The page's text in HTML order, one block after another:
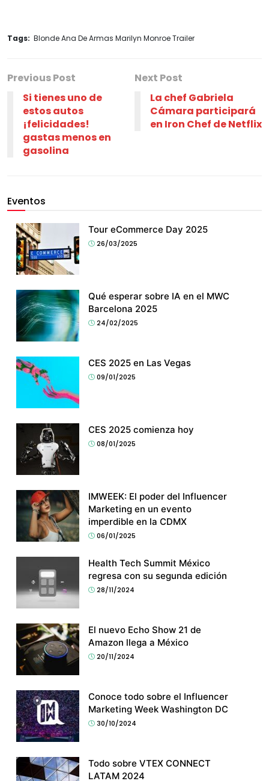
Tags: Blonde Ana De Armas Marilyn Monroe Trailer
Previous Post
Si tienes uno de
estos autos
¡felicidades!
gastas menos en
gasolina
Next Post
La chef Gabriela
Cámara participará
en Iron Chef de Netflix
Eventos
Tour eCommerce Day 2025
26/03/2025
Qué esperar sobre IA en el MWC
Barcelona 2025
24/02/2025
CES 2025 en Las Vegas
09/01/2025
CES 2025 comienza hoy
08/01/2025
IMWEEK: El poder del Influencer
Marketing en un evento
imperdible en la CDMX
06/01/2025
Health Tech Summit México
regresa con su segunda edición
28/11/2024
El nuevo Echo Show 21 de
Amazon llega a México
20/11/2024
Conoce todo sobre el Influencer
Marketing Week Washington DC
30/10/2024
Todo sobre VTEX CONNECT
LATAM 2024